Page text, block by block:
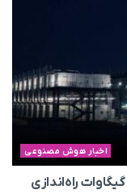
اخبار هوش مصنوعی
چین بزرگ‌ترین مرکز داده جهان را با ظرفیت ۲ گیگاوات راه‌اندازی